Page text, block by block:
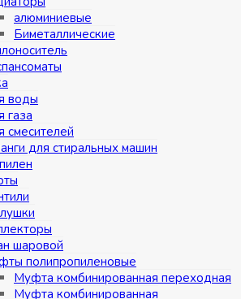
алюминиевые
Биметаллические
воды
газа
смесителей
для стиральных машин
шаровой
полипропиленовые
Муфта комбинированная переходная
Муфта комбинированная